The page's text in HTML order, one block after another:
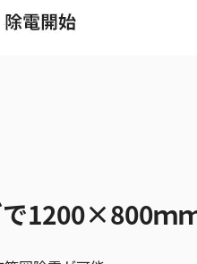
1200×800ｍ